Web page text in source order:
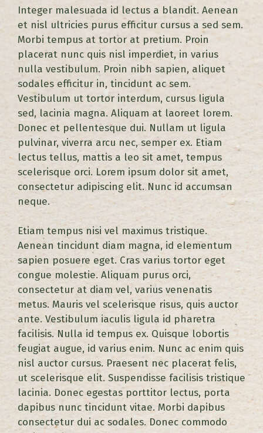
Integer malesuada id lectus a blandit. Aenean
et nisl ultricies purus efficitur cursus a sed sem.
Morbi tempus at tortor at pretium. Proin
placerat nunc quis nisl imperdiet, in varius
nulla vestibulum. Proin nibh sapien, aliquet
sodales efficitur in, tincidunt ac sem.
Vestibulum ut tortor interdum, cursus ligula
sed, lacinia magna. Aliquam at laoreet lorem.
Donec et pellentesque dui. Nullam ut ligula
pulvinar, viverra arcu nec, semper ex. Etiam
lectus tellus, mattis a leo sit amet, tempus
scelerisque orci. Lorem ipsum dolor sit amet,
consectetur adipiscing elit. Nunc id accumsan
neque.
Etiam tempus nisi vel maximus tristique.
Aenean tincidunt diam magna, id elementum
sapien posuere eget. Cras varius tortor eget
congue molestie. Aliquam purus orci,
consectetur at diam vel, varius venenatis
metus. Mauris vel scelerisque risus, quis auctor
ante. Vestibulum iaculis ligula id pharetra
facilisis. Nulla id tempus ex. Quisque lobortis
feugiat augue, id varius enim. Nunc ac enim quis
nisl auctor cursus. Praesent nec placerat felis,
ut scelerisque elit. Suspendisse facilisis tristique
lacinia. Donec egestas porttitor lectus, porta
dapibus nunc tincidunt vitae. Morbi dapibus
consectetur dui ac sodales. Donec commodo